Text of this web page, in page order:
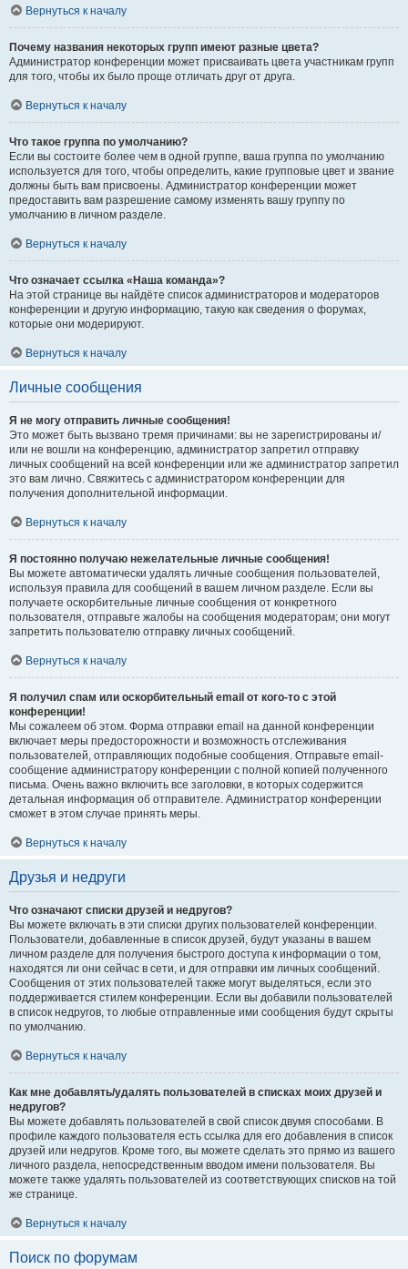
Вернуться к началу
Почему названия некоторых групп имеют разные цвета?
Администратор конференции может присваивать цвета участникам групп
для того, чтобы их было проще отличать друг от друга.
Вернуться к началу
Что такое группа по умолчанию?
Если вы состоите более чем в одной группе, ваша группа по умолчанию
используется для того, чтобы определить, какие групповые цвет и звание
должны быть вам присвоены. Администратор конференции может
предоставить вам разрешение самому изменять вашу группу по
умолчанию в личном разделе.
Вернуться к началу
Что означает ссылка «Наша команда»?
На этой странице вы найдёте список администраторов и модераторов
конференции и другую информацию, такую как сведения о форумах,
которые они модерируют.
Вернуться к началу
Личные сообщения
Я не могу отправить личные сообщения!
Это может быть вызвано тремя причинами: вы не зарегистрированы и/
или не вошли на конференцию, администратор запретил отправку
личных сообщений на всей конференции или же администратор запретил
это вам лично. Свяжитесь с администратором конференции для
получения дополнительной информации.
Вернуться к началу
Я постоянно получаю нежелательные личные сообщения!
Вы можете автоматически удалять личные сообщения пользователей,
используя правила для сообщений в вашем личном разделе. Если вы
получаете оскорбительные личные сообщения от конкретного
пользователя, отправьте жалобы на сообщения модераторам; они могут
запретить пользователю отправку личных сообщений.
Вернуться к началу
Я получил спам или оскорбительный email от кого-то с этой
конференции!
Мы сожалеем об этом. Форма отправки email на данной конференции
включает меры предосторожности и возможность отслеживания
пользователей, отправляющих подобные сообщения. Отправьте email-
сообщение администратору конференции с полной копией полученного
письма. Очень важно включить все заголовки, в которых содержится
детальная информация об отправителе. Администратор конференции
сможет в этом случае принять меры.
Вернуться к началу
Друзья и недруги
Что означают списки друзей и недругов?
Вы можете включать в эти списки других пользователей конференции.
Пользователи, добавленные в список друзей, будут указаны в вашем
личном разделе для получения быстрого доступа к информации о том,
находятся ли они сейчас в сети, и для отправки им личных сообщений.
Сообщения от этих пользователей также могут выделяться, если это
поддерживается стилем конференции. Если вы добавили пользователей
в список недругов, то любые отправленные ими сообщения будут скрыты
по умолчанию.
Вернуться к началу
Как мне добавлять/удалять пользователей в списках моих друзей и
недругов?
Вы можете добавлять пользователей в свой список двумя способами. В
профиле каждого пользователя есть ссылка для его добавления в список
друзей или недругов. Кроме того, вы можете сделать это прямо из вашего
личного раздела, непосредственным вводом имени пользователя. Вы
можете также удалять пользователей из соответствующих списков на той
же странице.
Вернуться к началу
Поиск по форумам